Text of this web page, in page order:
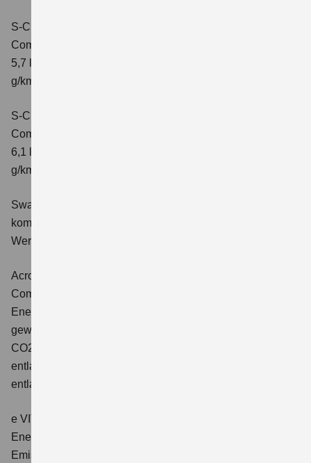
S-Cross 1.4 BOOSTERJET HYBRID ALLGRIP
Comfort+
5,7 l/100 km; kombinierter Wert der CO2-Emission: 131
g/km; CO2-Klasse: D
S-Cross 1.4 BOOSTERJET HYBRID ALLGRIP AT
Comfort+
6,1 l/100 km; kombinierter Wert der CO2-Emission: 141
g/km; CO2-Klasse: E
Swace 1.8 HYBRID CVT Comfort+
kombinierter Energieverbrauch 4,5 l/100km; kombinierter
Wert der CO2-Emission: 102 g/km; CO2-Klasse: C.
Across 2.5 PLUG-IN HYBRID CVT
Comfort+
Energieverbrauch: 17,1kWh/100km plus 1,0 l/100 km;
gewichtet kombinierter Wert der CO2-Emission: 22 g/km;
CO2-Klasse: B; kombinierter Kraftstoffverbrauch bei
entladener Batterie: 6,6 l/100km; CO2-Klasse (bei
entladener Batterie): E.
e VITARA eAxle Club (49 kWh-Batterie)
Energieverbrauch kombiniert: 14,9 kWh/100km; CO₂-
Emissionen kombiniert: 0 g/km; CO₂-Klasse: A.